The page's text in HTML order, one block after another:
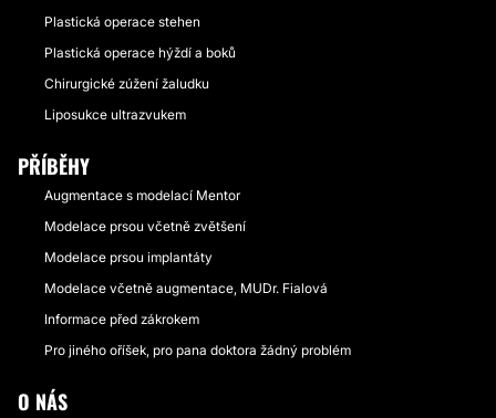
Plastická operace stehen
Plastická operace hýždí a boků
Chirurgické zúžení žaludku
Liposukce ultrazvukem
PŘÍBĚHY
Augmentace s modelací Mentor
Modelace prsou včetně zvětšení
Modelace prsou implantáty
Modelace včetně augmentace, MUDr. Fialová
Informace před zákrokem
Pro jiného oříšek, pro pana doktora žádný problém
O NÁS